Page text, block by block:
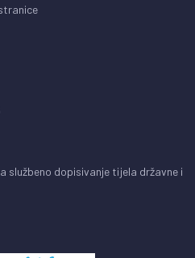
dopisivanje tijela državne i